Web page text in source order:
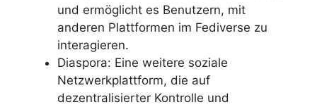
und ermöglicht es Benutzern, mit
anderen Plattformen im Fediverse zu
interagieren.
Diaspora: Eine weitere soziale
Netzwerkplattform, die auf
dezentralisierter Kontrolle und